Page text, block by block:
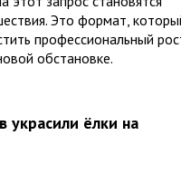
Это формат,
профессиональный
обстановке.
украсили ёлки на